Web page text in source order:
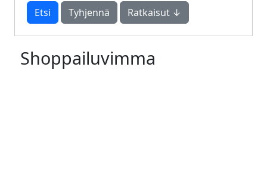
Tyhjennä Ratkaisut ↓
Shoppailuvimma